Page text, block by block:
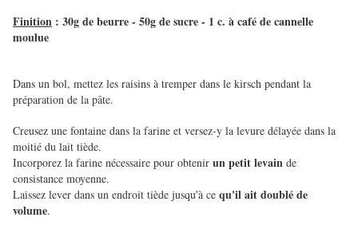
Finition : 30g de beurre - 50g de sucre - 1 c. à café de cannelle
moulue
Dans un bol, mettez les raisins à tremper dans le kirsch pendant la
préparation de la pâte.
Creusez une fontaine dans la farine et versez-y la levure délayée dans la
moitié du lait tiède.
Incorporez la farine nécessaire pour obtenir un petit levain de
consistance moyenne.
Laissez lever dans un endroit tiède jusqu'à ce qu'il ait doublé de
volume.